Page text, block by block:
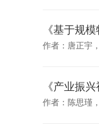
《基于规
作者：唐正宇
《产业振
作者：陈思瑾